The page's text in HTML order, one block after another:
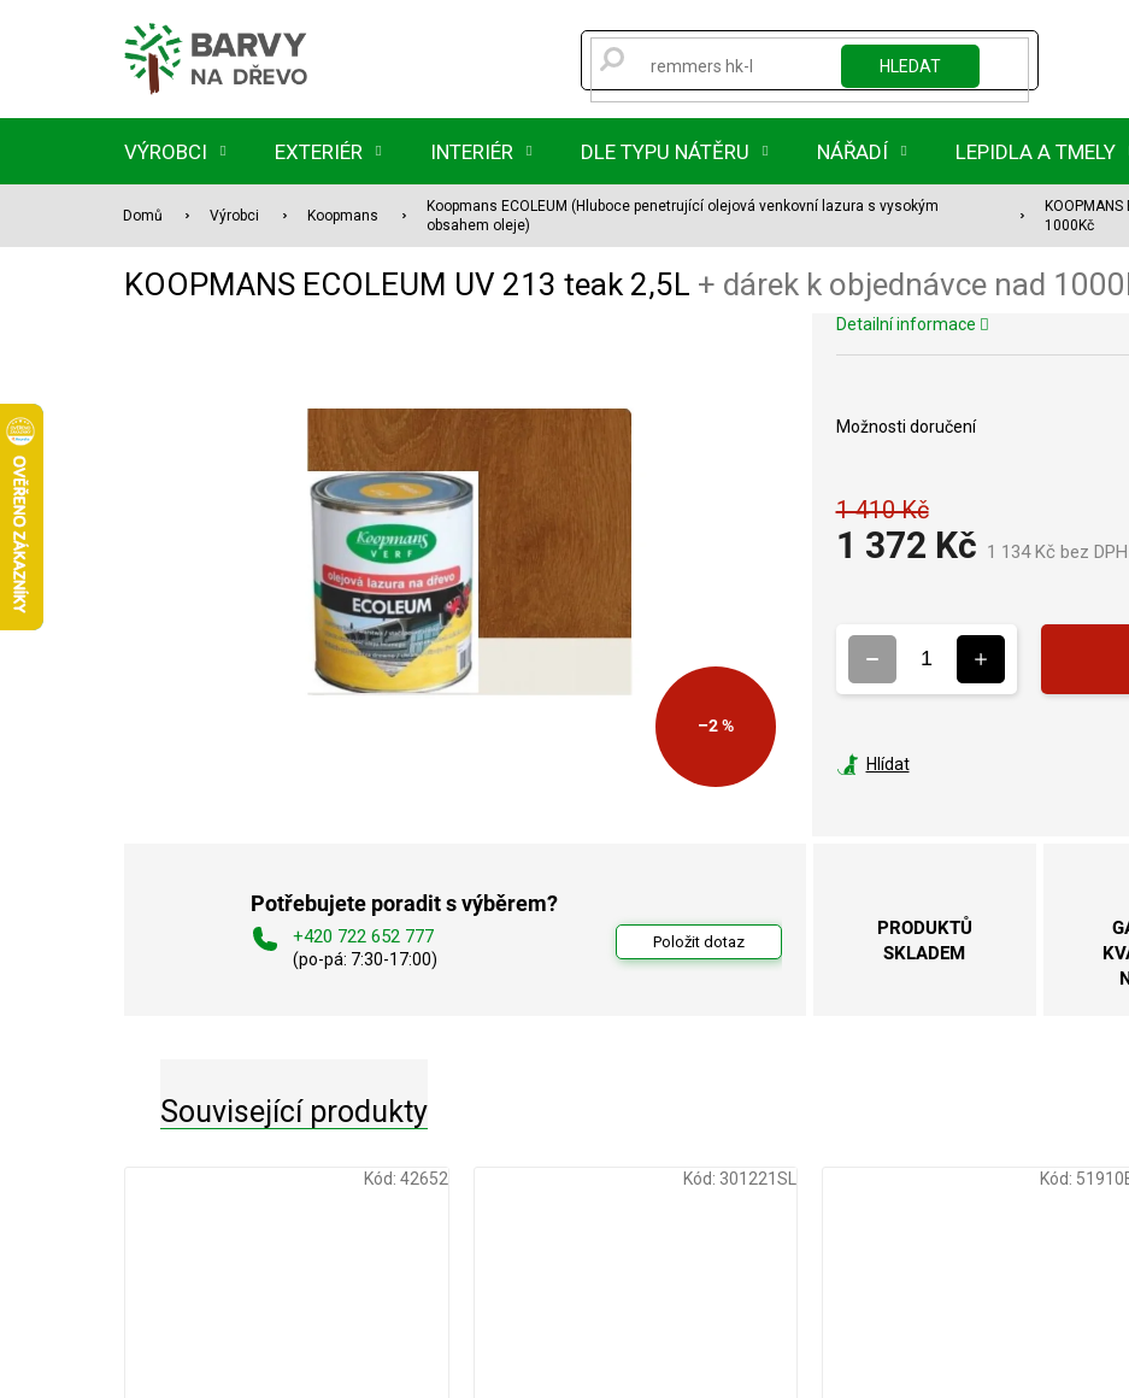
HLEDAT
VÝROBCI EXTERIÉR INTERIÉR DLE TYPU NÁTĚRU NÁŘADÍ LEPIDLA A TMELY
Domů Výrobci Koopmans
Koopmans ECOLEUM (Hluboce penetrující olejová venkovní lazura s vysokým
obsahem oleje)
1000Kč
KOOPMANS ECOLEUM UV 213 teak 2,5L + dárek k objednávce nad
–2 %
1 410 Kč
1 372 Kč 1 134 Kč bez DPH
Možnosti doručení
Detailní informace
Hlídat
Potřebujete poradit s výběrem?
+420 722 652 777
(po-pá: 7:30-17:00)
Položit dotaz
PRODUKTŮ
SKLADEM
Související produkty
Kód: 42652 Kód: 301221SL Kód: